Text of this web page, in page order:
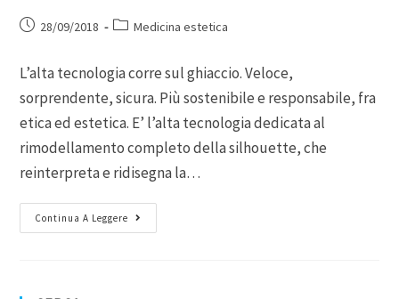
28/09/2018 Medicina estetica
L’alta tecnologia corre sul ghiaccio. Veloce,
sorprendente, sicura. Più sostenibile e responsabile, fra
etica ed estetica. E’ l’alta tecnologia dedicata al
rimodellamento completo della silhouette, che
reinterpreta e ridisegna la…
Continua A Leggere